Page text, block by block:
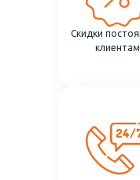
Скидки
клиентам